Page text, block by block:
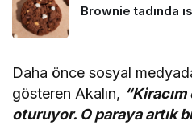
Brownie tadında
Daha önce sosyal
gösteren Akalın,
oturuyor. O paraya artık